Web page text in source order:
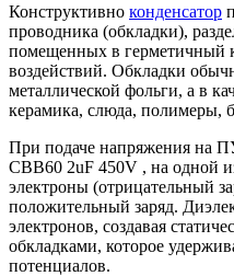
Конструктивно конденсатор
проводника (обкладки),
помещенных в герметичный
воздействий. Обкладки
металлической фольги, а в
керамика, слюда, полимеры,
При подаче напряжения
CBB60 2uF 450V , на одной
электроны (отрицательный
положительный заряд.
электронов, создавая
обкладками, которое
потенциалов.